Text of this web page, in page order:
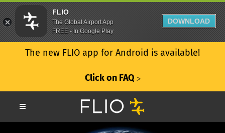
The new FLIO app for Android is available!
Click on FAQ ᐳ
FLIO
The Global Airport App
FREE - In Google Play
DOWNLOAD